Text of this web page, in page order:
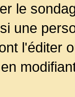
le
une
l'éditer